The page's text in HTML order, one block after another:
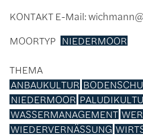
KONTAKTE-Mail:
MOORTYP NIEDERMOOR
THEMA
ANBAUKULTUR
NIEDERMOOR
WASSERMANAGEMENT
WIEDERVERNÄSSUNG